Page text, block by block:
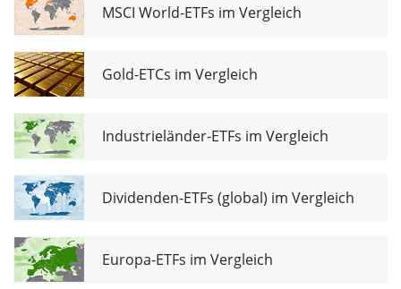
MSCI World-ETFs im Vergleich
Gold-ETCs im Vergleich
Industrieländer-ETFs im Vergleich
Dividenden-ETFs (global) im Vergleich
Europa-ETFs im Vergleich